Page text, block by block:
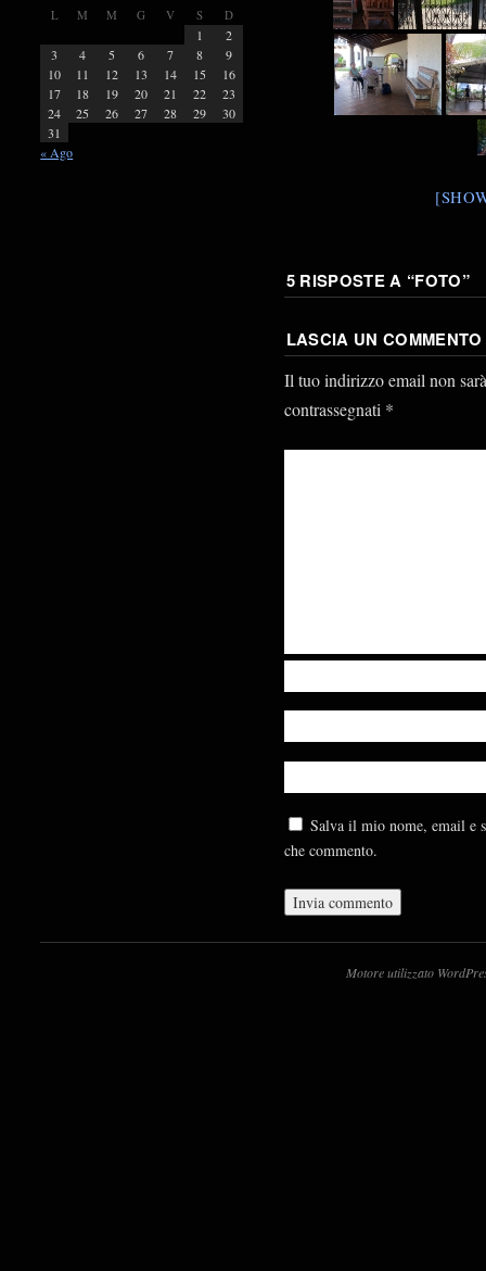
5 RISPOSTE A “FOTO”
LASCIA UN COMMENTO
Il tuo indirizzo email non
contrassegnati *
Salva il mio nome, email e
che commento.
L M M G V S D
1
2
3
4 5 6 7 8
9
10
11 12 13 14 15
16
17
18 19 20 21 22
23
24
25 26 27 28 29
30
31
« Ago
Motore utilizzato